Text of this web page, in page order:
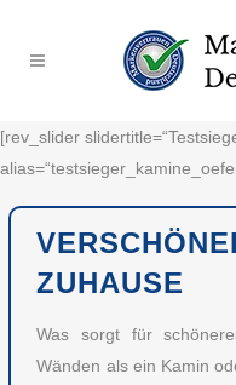
[rev_slider
ZUHAUSE
Was sorgt für
Wänden als ein Kamin